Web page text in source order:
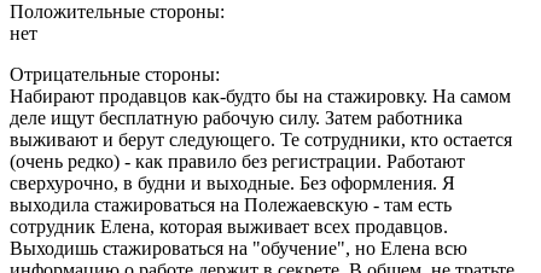
Положительные стороны:
нет
Отрицательные стороны:
Набирают продавцов как-будто бы на стажировку. На самом
деле ищут бесплатную рабочую силу. Затем работника
выживают и берут следующего. Те сотрудники, кто остается
(очень редко) - как правило без регистрации. Работают
сверхурочно, в будни и выходные. Без оформления. Я
выходила стажироваться на Полежаевскую - там есть
сотрудник Елена, которая выживает всех продавцов.
Выходишь стажироваться на "обучение", но Елена всю